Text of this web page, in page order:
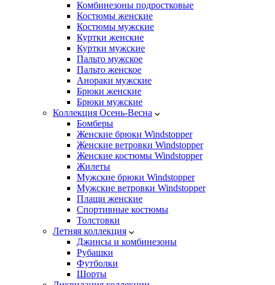
Комбинезоны подростковые
Костюмы женские
Костюмы мужские
Куртки женские
Куртки мужские
Пальто мужское
Пальто женское
Анораки мужские
Брюки женские
Брюки мужские
Коллекция Осень-Весна
Бомберы
Женские брюки Windstopper
Женские ветровки Windstopper
Женские костюмы Windstopper
Жилеты
Мужские брюки Windstopper
Мужские ветровки Windstopper
Плащи женские
Спортивные костюмы
Толстовки
Летняя коллекция
Джинсы и комбинезоны
Рубашки
Футболки
Шорты